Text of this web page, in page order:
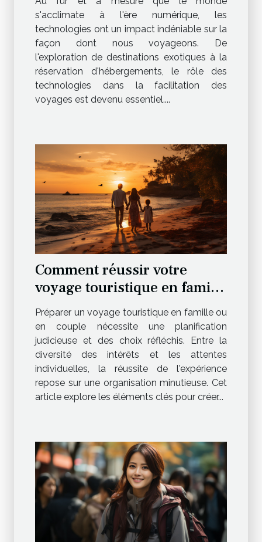
cagnotte de voyage en ligne
s'acclimate à l'ère numérique, les
technologies ont un impact indéniable sur la
façon dont nous voyageons. De
l'exploration de destinations exotiques à la
réservation d'hébergements, le rôle des
technologies dans la facilitation des
voyages est devenu essentiel....
Comment réussir votre
voyage touristique en famille
ou en amoureux ?
Préparer un voyage touristique en famille ou
en couple nécessite une planification
judicieuse et des choix réfléchis. Entre la
diversité des intérêts et les attentes
individuelles, la réussite de l'expérience
repose sur une organisation minutieuse. Cet
article explore les éléments clés pour créer...